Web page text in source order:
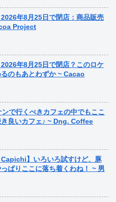
年8月25日で閉店：商品販売
Project
年8月25日で閉店？このロケ
のもあとわずか ~ Cacao
ンで行くべきカフェの中でもここ
良いカフェ♪ ~ Dng. Coffee
】いろいろ試すけど、豚
ぱりここに落ち着くわね！ ~ 男